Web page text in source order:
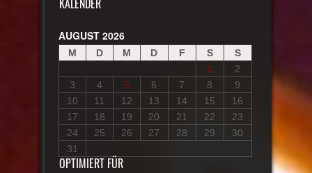
AUGUST 2026
M D M D F S
S
1
2
3
4 5 6 7 8
9
10
11 12 13 14 15
16
17
18 19 20 21 22
23
24
25 26 27 28 29
30
31
OPTIMIERT FÜR